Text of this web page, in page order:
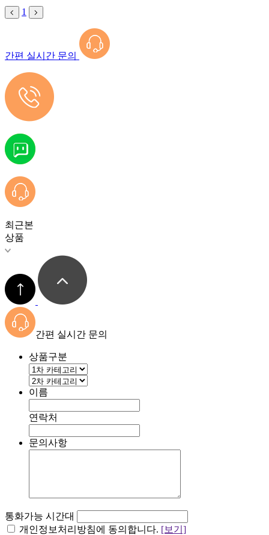
1
간편 실시간 문의
최근본
상품
간편 실시간 문의
상품구분
이름
연락처
문의사항
통화가능 시간대
개인정보처리방침에 동의합니다. [보기]